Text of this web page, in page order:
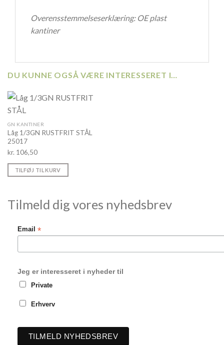
Overensstemmelseserklæring: OE plast
kantiner
DU KUNNE OGSÅ VÆRE INTERESSERET I…
GN KANTINER
Låg 1/3GN RUSTFRIT STÅL
25017
kr. 106,50
TILFØJ TIL KURV
Tilmeld dig vores nyhedsbrev
Email *
Jeg er interesseret i nyheder til
Private
Erhverv